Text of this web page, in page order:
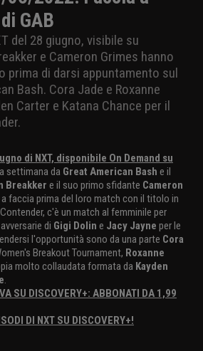
GAB
del 28 giugno, visibile su
e Cameron Grimes hanno
prima di darsi appuntamento sul
Bash. Cora Jade e Roxanne
Carter e Katana Chance per il
di NXT, disponibile On Demand su
settimana da Great American Bash e il
Breakker e il suo primo sfidante Cameron
faccia prima del loro match con il titolo in
c'è un match al femminile per
di Gigi Dolin e Jacy Jayne per le
l'opportunità sono da una parte Cora
Breakout Tournament, Roxanne
molto collaudata formata da Kayden
.
SU DISCOVERY+: ABBONATI DA 1,99
DI NXT SU DISCOVERY+!